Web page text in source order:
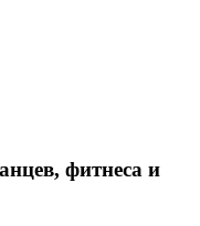
фитнеса и